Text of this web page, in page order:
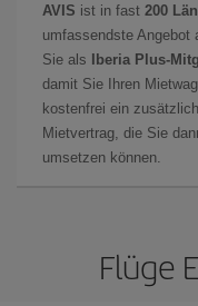
AVIS ist in fast 200
umfassendste Angebot
Sie als
Iberia Plus-
damit Sie Ihren
kostenfrei ein
Mietvertrag, die Sie
umsetzen können.
Flüge